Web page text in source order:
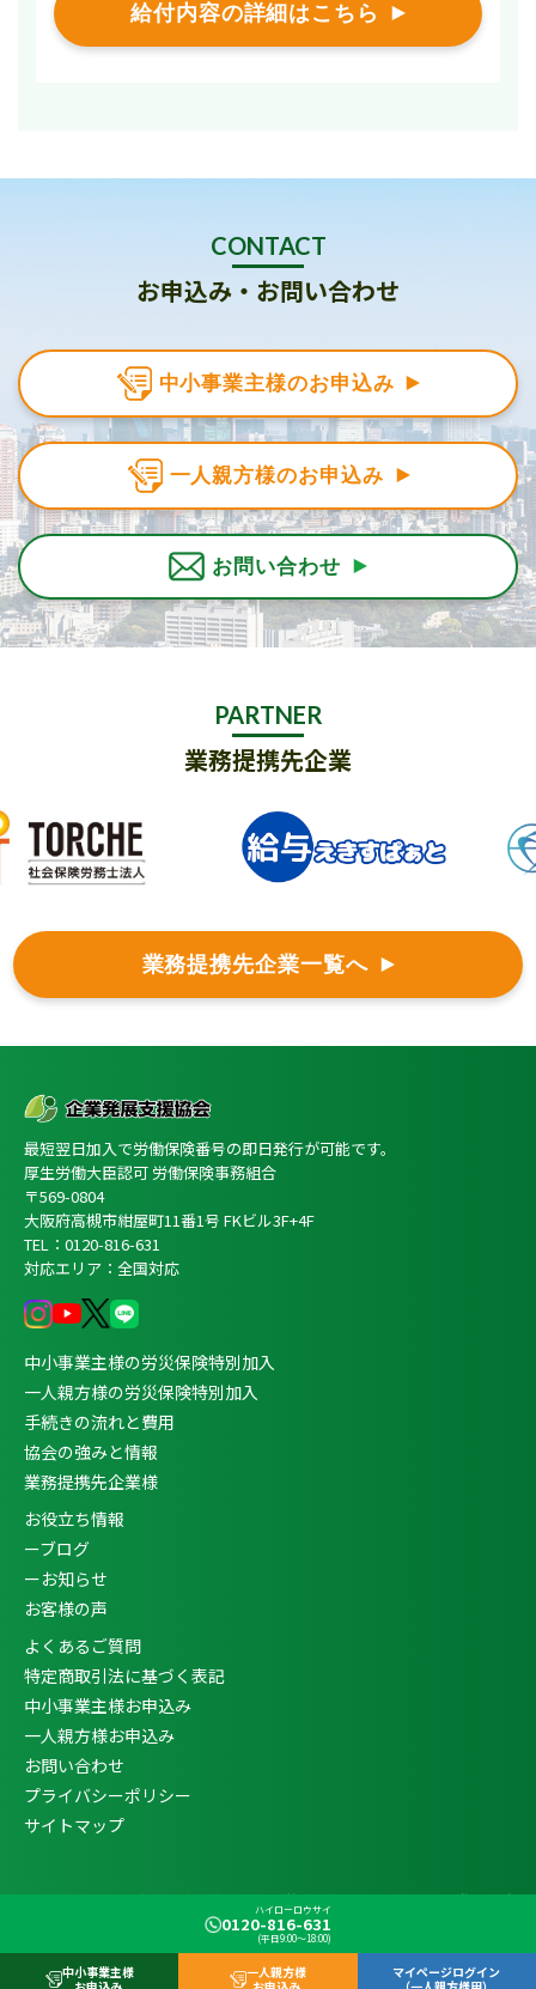
ハイローロウサイ
0120-816-631
(平日9:00〜18:00)
中小事業主様
一人親方様
マイページログイン
給付内容の詳細はこちら
CONTACT
お申込み・お問い合わせ
中小事業主様のお申込み
一人親方様のお申込み
お問い合わせ
PARTNER
業務提携先企業
業務提携先企業一覧へ
最短翌日加入で労働保険番号の即日発行が可能です。
厚生労働大臣認可 労働保険事務組合
〒569-0804
大阪府高槻市紺屋町11番1号 FKビル3F+4F
TEL：0120-816-631
対応エリア：全国対応
中小事業主様の労災保険特別加入
一人親方様の労災保険特別加入
手続きの流れと費用
協会の強みと情報
業務提携先企業様
お役立ち情報
ーブログ
ーお知らせ
お客様の声
よくあるご質問
特定商取引法に基づく表記
中小事業主様お申込み
一人親方様お申込み
お問い合わせ
プライバシーポリシー
サイトマップ
Copyright ©一人親方・中小事業主向け労災保険特別加入なら企業発展支援
協会All Rights Reserved.